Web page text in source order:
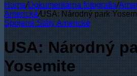
Home/Dokumentárna fotografia/
Americké/USA: Národný park
Spojené Štáty Americké
USA: Národný
Yosemite